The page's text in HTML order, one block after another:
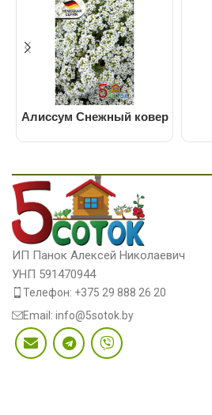
Алиссум Снежный ковер
ИП Панок Алексей Николаевич
УНП 591470944
Телефон: +375 29 888 26 20
Email: info@5sotok.by